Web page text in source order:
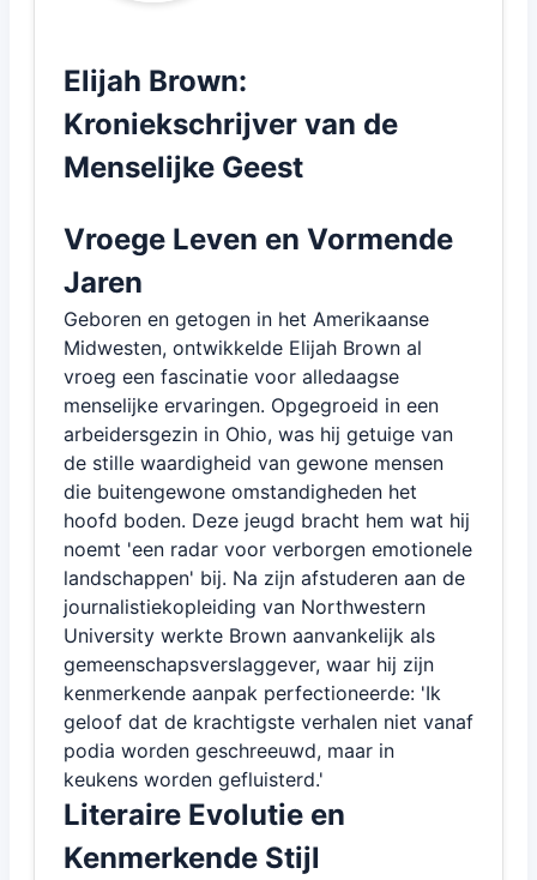
Elijah Brown:
Kroniekschrijver van de
Menselijke Geest
Vroege Leven en Vormende
Jaren
Geboren en getogen in het Amerikaanse
Midwesten, ontwikkelde Elijah Brown al
vroeg een fascinatie voor alledaagse
menselijke ervaringen. Opgegroeid in een
arbeidersgezin in Ohio, was hij getuige van
de stille waardigheid van gewone mensen
die buitengewone omstandigheden het
hoofd boden. Deze jeugd bracht hem wat hij
noemt 'een radar voor verborgen emotionele
landschappen' bij. Na zijn afstuderen aan de
journalistiekopleiding van Northwestern
University werkte Brown aanvankelijk als
gemeenschapsverslaggever, waar hij zijn
kenmerkende aanpak perfectioneerde: 'Ik
geloof dat de krachtigste verhalen niet vanaf
podia worden geschreeuwd, maar in
keukens worden gefluisterd.'
Literaire Evolutie en
Kenmerkende Stijl